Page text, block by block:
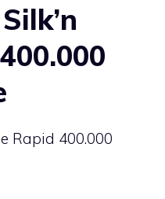
Rapid 400.000